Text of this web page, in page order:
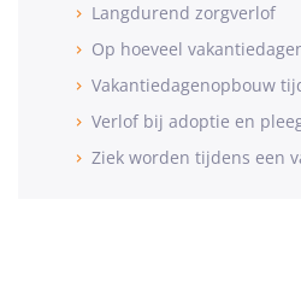
Langdurend zorgverlof
Op hoeveel
Vakantiedagenopbouw
Verlof bij adoptie en
Ziek worden tijdens een